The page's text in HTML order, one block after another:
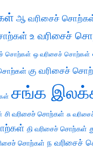
ஆ வரிசைச்
உ வரிசைச்
சொற்கள் ஒ வரிசைச் சொற்கள்
கு வரிசைச்
சங்க
சி வரிசைச் சொற்கள் சு
தி வரிசைச் சொற்கள்
சொற்கள் ந வரிசைச்